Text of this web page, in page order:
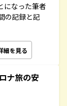
になった筆者
の記録と記
細を見る
ナ旅の安